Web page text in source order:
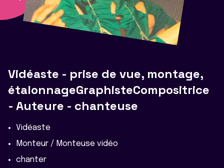
Vidéaste - prise de vue, montage,
étalonnageGraphisteCompositrice
- Auteure - chanteuse
Vidéaste
Monteur / Monteuse vidéo
chanter